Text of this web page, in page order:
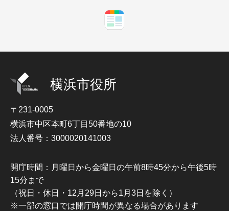
横浜市役所
〒231-0005
横浜市中区本町6丁目50番地の10
法人番号：3000020141003
開庁時間：月曜日から金曜日の午前8時45分から午後5時
15分まで
（祝日・休日・12月29日から1月3日を除く）
※一部の窓口では開庁時間が異なる場合があります